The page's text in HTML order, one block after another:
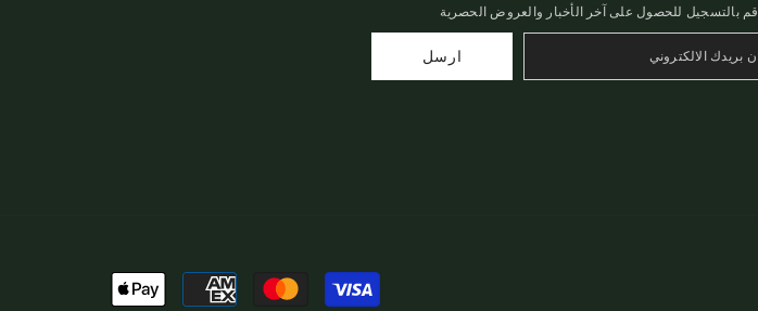
قم بالتسجيل للحصول على آخر الأخبار والعروض الحصرية
ارسل